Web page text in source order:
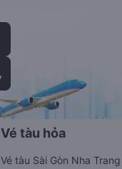
Vé tàu hỏa
Vé tàu Sài Gòn Nha Trang